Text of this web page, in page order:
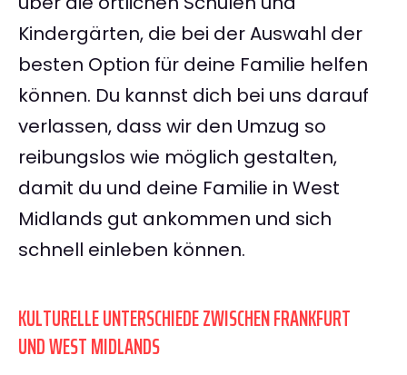
Kindergärten, die bei der Auswahl der
besten Option für deine Familie helfen
können. Du kannst dich bei uns darauf
verlassen, dass wir den Umzug so
reibungslos wie möglich gestalten,
damit du und deine Familie in West
Midlands gut ankommen und sich
schnell einleben können.
KULTURELLE UNTERSCHIEDE ZWISCHEN FRANKFURT
UND WEST MIDLANDS